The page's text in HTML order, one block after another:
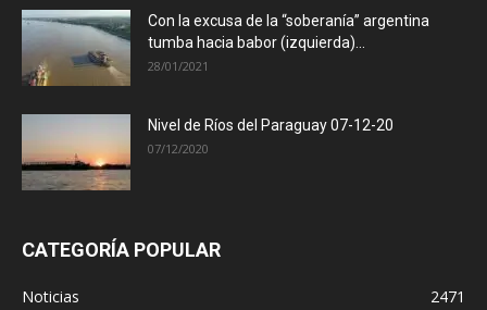
Con la excusa de la “soberanía” argentina
tumba hacia babor (izquierda)...
28/01/2021
Nivel de Ríos del Paraguay 07-12-20
07/12/2020
CATEGORÍA POPULAR
Noticias 2471